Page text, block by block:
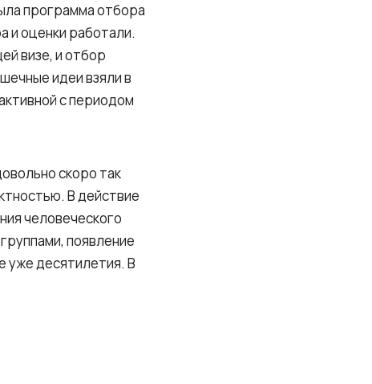
программа отбора
и оценки работали.
визе, и отбор
идеи взяли в
с периодом
скоро так
В действие
человеческого
появление
уже десятилетия. В